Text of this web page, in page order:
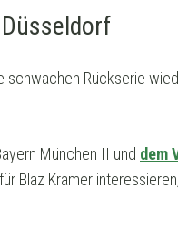
Rückserie
München II und dem
Blaz Kramer